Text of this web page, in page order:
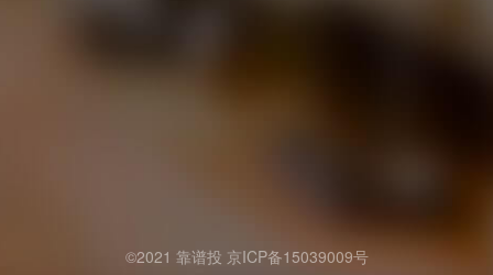
©2021 靠谱投 京ICP备15039009号